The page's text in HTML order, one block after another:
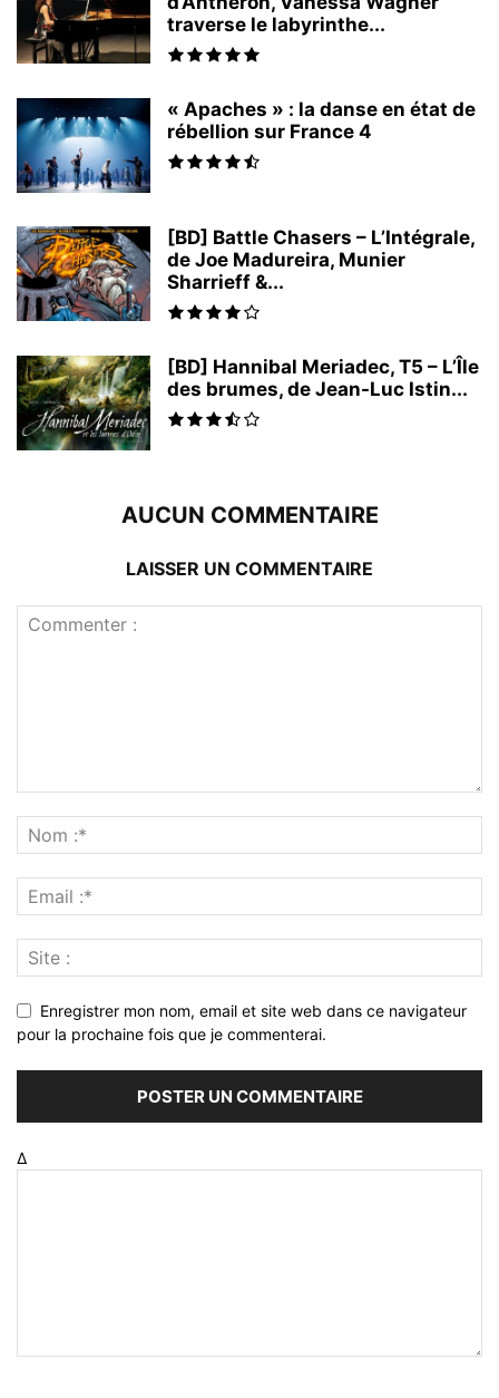
traverse le labyrinthe...
« Apaches » : la danse en état de
rébellion sur France 4
[BD] Battle Chasers – L’Intégrale,
de Joe Madureira, Munier
Sharrieff &...
[BD] Hannibal Meriadec, T5 – L’Île
des brumes, de Jean-Luc Istin...
AUCUN COMMENTAIRE
LAISSER UN COMMENTAIRE
Enregistrer mon nom, email et site web dans ce navigateur
pour la prochaine fois que je commenterai.
Δ